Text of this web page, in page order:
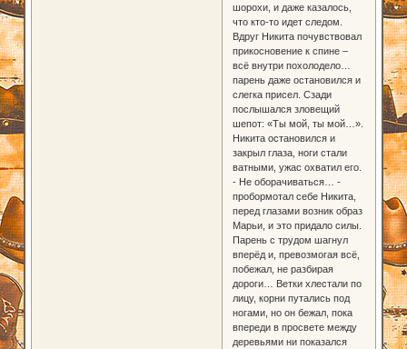
шорохи, и даже казалось,
что кто-то идет следом.
Вдруг Никита почувствовал
прикосновение к спине –
всё внутри похолодело…
парень даже остановился и
слегка присел. Сзади
послышался зловещий
шепот: «Ты мой, ты мой…».
Никита остановился и
закрыл глаза, ноги стали
ватными, ужас охватил его.
- Не оборачиваться… -
пробормотал себе Никита,
перед глазами возник образ
Марьи, и это придало силы.
Парень с трудом шагнул
вперёд и, превозмогая всё,
побежал, не разбирая
дороги… Ветки хлестали по
лицу, корни путались под
ногами, но он бежал, пока
впереди в просвете между
деревьями ни показался